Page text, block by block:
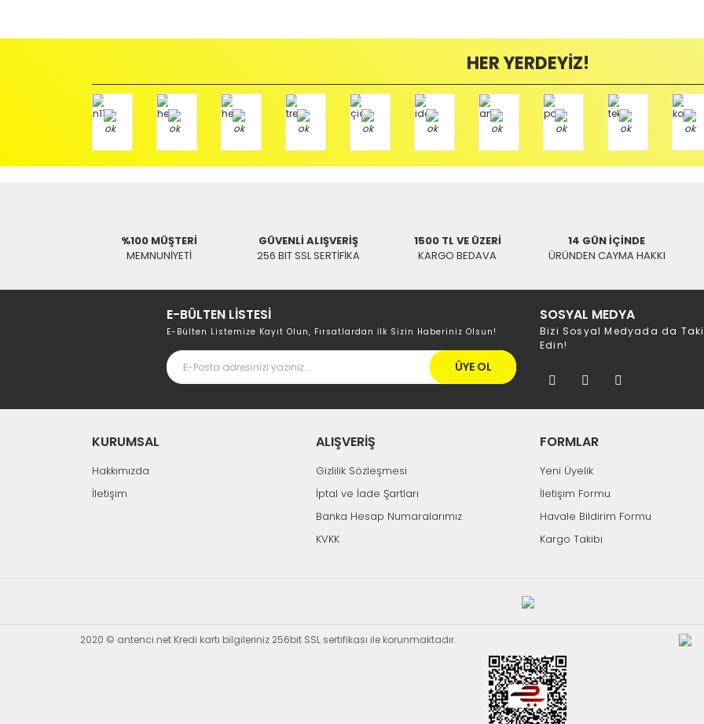
Yorum Yaz
gerekir.
ödemeli olarak göndermenizi rica ederiz.
Antenci Elektronik San.Tic.Ltd.Şti.
Adres : Akıncılar Mh. Pancar Arkası Sk. No:10/B2 KARESİ / BALIKESİR
Aras Kargo Anlaşma No : 152 294 193 1342
HER YERDEYİZ!
%100 MÜŞTERİ
MEMNUNİYETİ
GÜVENLİ ALIŞVERİŞ
256 BIT SSL SERTİFİKA
1500 TL VE ÜZERİ
KARGO BEDAVA
14 GÜN İÇİNDE
ÜRÜNDEN CAYMA HAKKI
E-BÜLTEN LİSTESİ
E-Bülten Listemize Kayıt Olun, Fırsatlardan İlk Sizin Haberiniz Olsun!
ÜYE OL
SOSYAL MEDYA
Bizi Sosyal Medyada da
Edin!
KURUMSAL
Hakkımızda
İletişim
ALIŞVERİŞ
Gizlilik Sözleşmesi
İptal ve İade Şartları
Banka Hesap Numaralarımız
KVKK
FORMLAR
Yeni Üyelik
İletişim Formu
Havale Bildirim Formu
Kargo Takibi
2020 © antenci.net Kredi kartı bilgileriniz 256bit SSL sertifikası ile korunmaktadır.